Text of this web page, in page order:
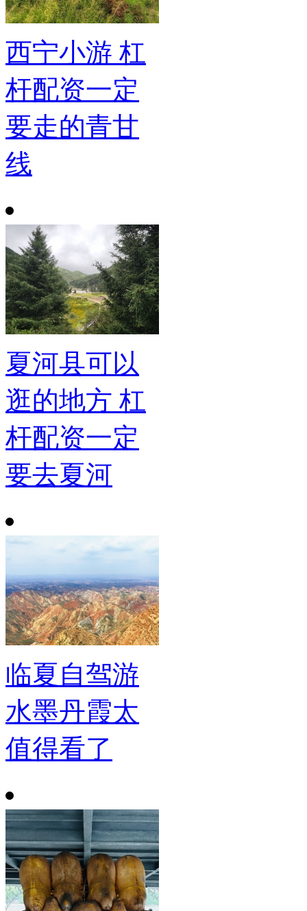
西宁小游 杠
杆配资一定
要走的青甘
线
夏河县可以
逛的地方 杠
杆配资一定
要去夏河
临夏自驾游
水墨丹霞太
值得看了